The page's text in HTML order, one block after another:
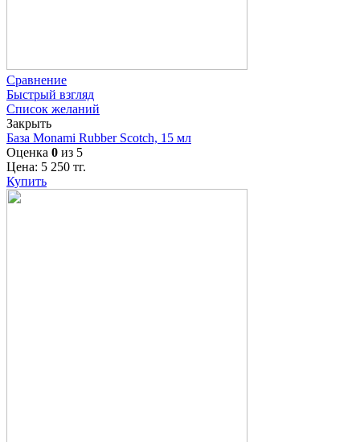
Сравнение
Быстрый взгляд
Список желаний
Закрыть
База Monami Rubber Scotch, 15 мл
Оценка 0 из 5
Цена: 5 250 тг.
Купить